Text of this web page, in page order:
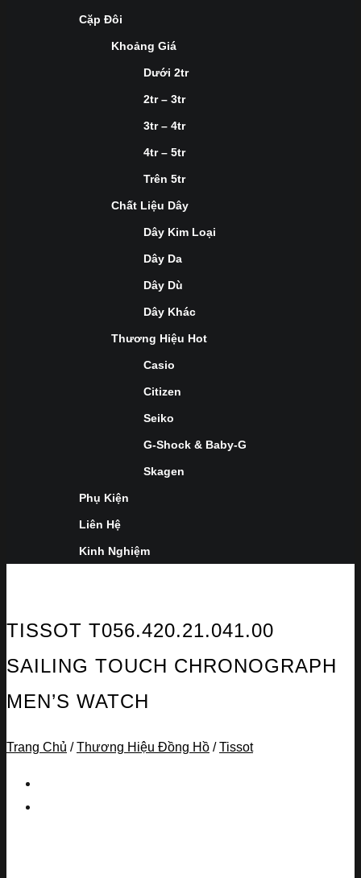
Cặp Đôi
Khoảng Giá
Dưới 2tr
2tr – 3tr
3tr – 4tr
4tr – 5tr
Trên 5tr
Chất Liệu Dây
Dây Kim Loại
Dây Da
Dây Dù
Dây Khác
Thương Hiệu Hot
Casio
Citizen
Seiko
G-Shock & Baby-G
Skagen
Phụ Kiện
Liên Hệ
Kinh Nghiệm
TISSOT T056.420.21.041.00
SAILING TOUCH CHRONOGRAPH
MEN’S WATCH
Trang Chủ / Thương Hiệu Đồng Hồ / Tissot